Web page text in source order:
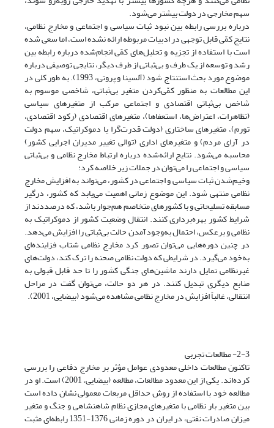
سهم مخارجی در دولت بیشتر می‌شود.
درباره بررسی رابطه بین نبود ثبات سیاسی و اجتماعی و مخارج نظامی،
نتایج کمّی قابل توجهی در ادبیات مربوطه ارائه نشده است، اما سعی شده
است با استفاده از تجزیه و تحلیل‌های کمّی انجام‌شده درباره رابطه بین
رشد و توسعه از یک طرف و بی‌ثباتی از طرف دیگر، نتایجی توصیفی درباره
موضوع مورد بحث استنتاج شود (آلسینا و پروتی، 1993). به طور کلی در
این مطالعات به منظور کمّی‌کردن متغیر بی‌ثباتی، شاخصی موسوم به
شاخص بی‌ثباتی اقتصادی و اجتماعی مرکب از متغیرهای سیاسی
(تظاهرات، اعتراض‌ها، استعفاها)، متغیرهای اقتصادی (رکود اقتصادی،
تورم)، متغیرهای ساختاری (دولت قدرت‌گرا یا دموکراتیک، سهم دولت
در آرای مردم) و متغیرهای اداری (توالی تغییر مدیران اجرایی کشور)
محاسبه می‌شود. نتایج ارائه‌شده درباره ارتباط مخارج نظامی و بی‌ثباتی
سیاسی و اجتماعی را می‌توان در جملات زیر خلاصه کرد:
وخیم‌شدن ثبات سیاسی و اجتماعی در کشور، می‌تواند به افزایش مخارج
نظامی منتهی شود. این موضوع زمانی اهمیت می‌یابد که کشور، درگیر
مسابقه تسلیحاتی و با کشورهای متخاصم هم‌جوار باشد، که درصددند از
شرایط کشور بهره‌برداری کنند. انتقال وضعیت کشور از دموکراتیک به
نظامی و برعکس، احتمال به‌وجودآمدن حالت بی‌ثباتی را افزایش می‌دهد.
در چنین دوره‌هایی می‌توان تصور کرد مخارج نظامی شتاب فزاینده‌ای
به‌خود می‌گیرد. در شرایطی که دولت نظامی صحنه را ترک کند، دولت‌های
غیرنظامی تمایل دارند ماشین‌های جنگی کشور را تا حد قابل قبولی به
منابع دیگری تبدیل کنند. در هر دو حالت، می‌توان گفت در مراحل
انتقالی، غالباً افزایش در مخارج نظامی مشاهده می‌شود (بیضایی، 2001).
2-3- مطالعات تجربی
تاکنون مطالعات داخلی معدودی عوامل مؤثر بر مخارج دفاعی را بررسی
کرده‌اند. یکی از این معدود مطالعات، مطالعه (بیضایی، 2001) است. او در
مطالعه خود با استفاده از روش حداقل مربعات معمولی نشان داده است
بین متغیر بار نظامی با متغیرهای مجازی نظام شاهنشاهی و جنگ و متغیر
میزان صادرات نفتی، در ایران در دوره زمانی 1376-1351 رابطه‌ای مثبت